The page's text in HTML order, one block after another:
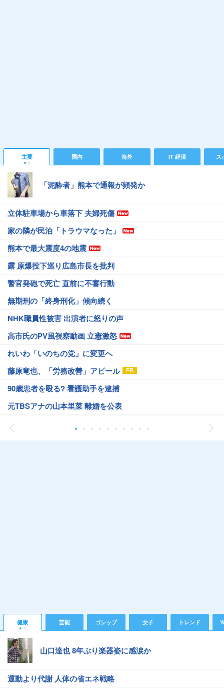
主要 国内 海外 IT 経済 ス
「泥酔者」熊本で通報が頻発か
立体駐車場から車落下 夫婦死傷
家の隣が民泊「トラウマなった」
熊本で最大震度4の地震
露 原爆投下巡り広島市長を批判
警官発砲で死亡 直前に不審行動
無期刑の「終身刑化」傾向続く
NHK職員性被害 出演者に怒りの声
高市氏のPV風視察動画 立憲激怒
れいわ「いのちの党」に変更へ
藤原竜也、「労務改善」アピール
90歳患者を殴る? 看護助手を逮捕
元TBSアナの山本里菜 離婚を公表
健康 芸能 ゴシップ 女子 トレンド
山口達也 8年ぶり楽器姿に感涙か
運動より代謝 人体の省エネ戦略